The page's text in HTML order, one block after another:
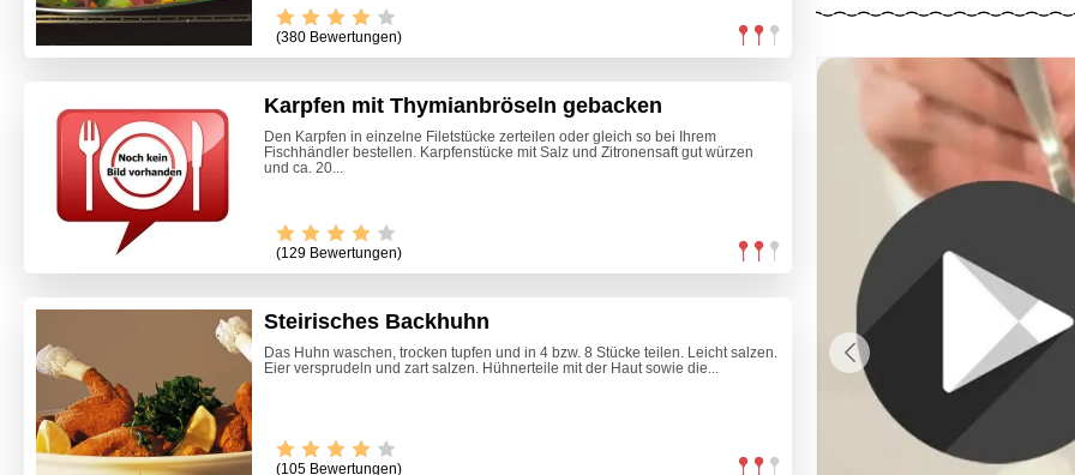
(380 Bewertungen)
Karpfen mit Thymianbröseln gebacken
Den Karpfen in einzelne Filetstücke zerteilen oder gleich so bei Ihrem
Fischhändler bestellen. Karpfenstücke mit Salz und Zitronensaft gut würzen
und ca. 20...
(129 Bewertungen)
Steirisches Backhuhn
Das Huhn waschen, trocken tupfen und in 4 bzw. 8 Stücke teilen. Leicht salzen.
Eier versprudeln und zart salzen. Hühnerteile mit der Haut sowie die...
(105 Bewertungen)
Previous